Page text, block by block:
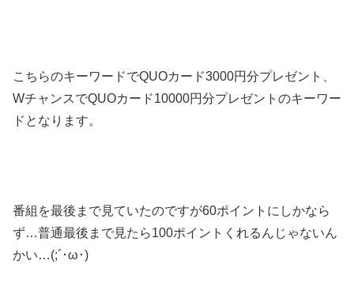
こちらのキーワードでQUOカード3000円分プレゼント、
WチャンスでQUOカード10000円分プレゼントのキーワー
ドとなります。
番組を最後まで見ていたのですが60ポイントにしかなら
ず…普通最後まで見たら100ポイントくれるんじゃないん
かい…(;´･ω･)